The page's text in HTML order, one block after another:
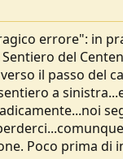
errore": in
del
il passo del
a
Poco prima